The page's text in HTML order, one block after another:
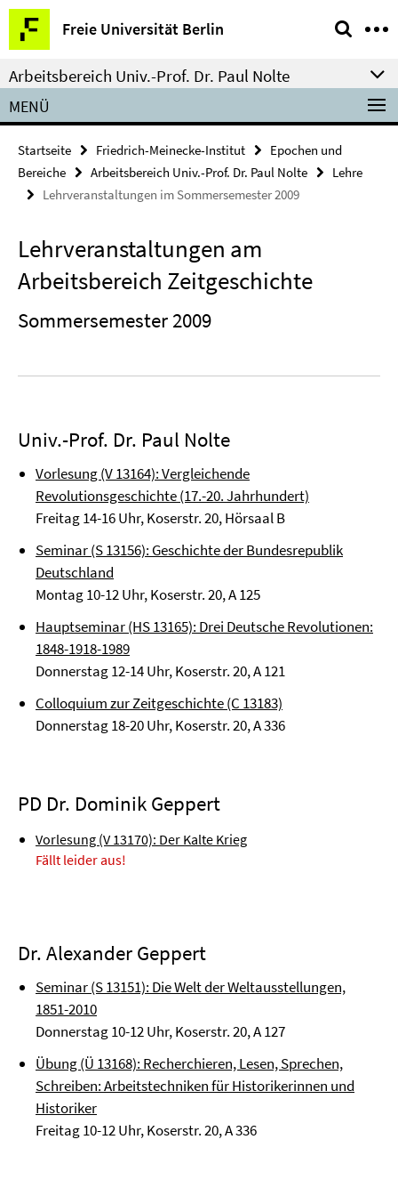
Springe
direkt
zu
Inhalt
Freie Universität Berlin
Service-
Navigation
Arbeitsbereich Univ.-Prof. Dr. Paul Nolte
MENÜ
Startseite Friedrich-Meinecke-Institut
Epochen und
Bereiche
Arbeitsbereich Univ.-Prof. Dr. Paul Nolte
Lehre
Lehrveranstaltungen im Sommersemester 2009
Lehrveranstaltungen am
Arbeitsbereich Zeitgeschichte
Sommersemester 2009
Univ.-Prof. Dr. Paul Nolte
Vorlesung (V 13164):Vergleichende
Revolutionsgeschichte (17.-20. Jahrhundert)
Freitag 14-16 Uhr, Koserstr. 20, Hörsaal B
Seminar (S 13156): Geschichte der Bundesrepublik
Deutschland
Montag 10-12 Uhr, Koserstr. 20, A 125
Hauptseminar (HS 13165): Drei Deutsche Revolutionen:
1848-1918-1989
Donnerstag 12-14 Uhr, Koserstr. 20, A 121
Colloquium zur Zeitgeschichte (C 13183)
Donnerstag 18-20 Uhr, Koserstr. 20, A 336
PD Dr. Dominik Geppert
Vorlesung (V 13170): Der Kalte Krieg
Fällt leider aus!
Dr. Alexander Geppert
Seminar (S 13151): Die Welt der Weltausstellungen,
1851-2010
Donnerstag 10-12 Uhr, Koserstr. 20, A 127
Übung (Ü 13168): Recherchieren, Lesen, Sprechen,
Schreiben: Arbeitstechniken für Historikerinnen und
Historiker
Freitag 10-12 Uhr, Koserstr. 20, A 336